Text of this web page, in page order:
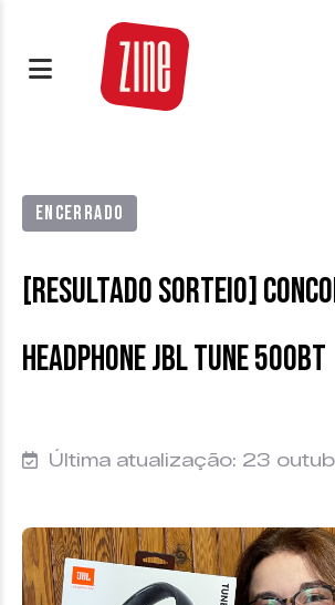
ENCERRADO
[RESULTADO SORTEIO]
headphone JBL Tune 500BT
Última atualização: 23